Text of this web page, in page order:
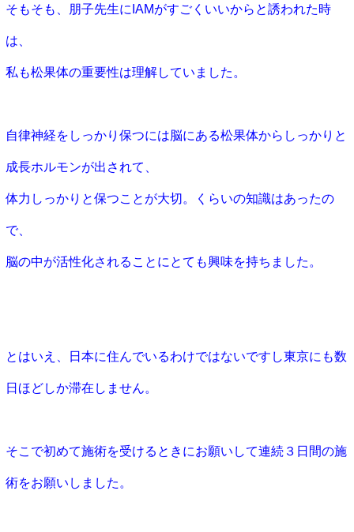
そもそも、朋子先生にIAMがすごくいいからと誘われた時
は、
私も松果体の重要性は理解していました。
自律神経をしっかり保つには脳にある松果体からしっかりと
成長ホルモンが出されて、
体力しっかりと保つことが大切。くらいの知識はあったの
で、
脳の中が活性化されることにとても興味を持ちました。
とはいえ、日本に住んでいるわけではないですし東京にも数
日ほどしか滞在しません。
そこで初めて施術を受けるときにお願いして連続３日間の施
術をお願いしました。